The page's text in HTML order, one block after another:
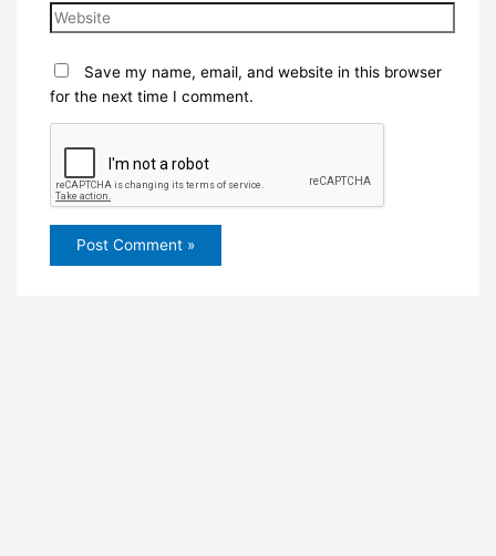
Save my name, email, and website in this browser
for the next time I comment.